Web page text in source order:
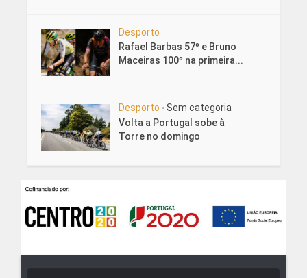
Desporto
Rafael Barbas 57º e Bruno
Maceiras 100º na primeira...
Desporto • Sem categoria
Volta a Portugal sobe à
Torre no domingo